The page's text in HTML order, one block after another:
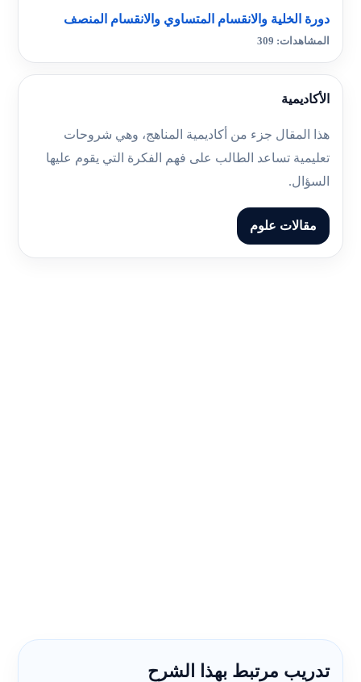
دورة الخلية والانقسام المتساوي والانقسام المنصف
المشاهدات: 309
الأكاديمية
هذا المقال جزء من أكاديمية المناهج، وهي شروحات
تعليمية تساعد الطالب على فهم الفكرة التي يقوم عليها
السؤال.
مقالات علوم
تدريب مرتبط بهذا الشرح